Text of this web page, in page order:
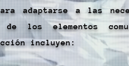
adaptarse a las
los elementos
incluyen: